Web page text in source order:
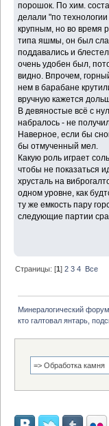
порошок. По хим.
делали "по
крупным, но во время
типа яшмы, он был
поддавались и
очень удобен был,
видно. Впрочем,
нем в барабане
вручную кажется
В девяностые всё с
набралось - не
Наверное, если бы
бы отмученный мел.
Какую роль играет
чтобы не показаться
хрусталь на
одном уровне, как
ту же емкость пару
следующие партии
Страницы: [1]2 3 4 Все
Минералогический форум
кто галтовал янтарь,